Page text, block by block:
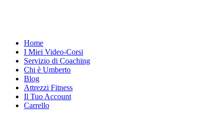
Home
I Miei Video-Corsi
Servizio di Coaching
Chi è Umberto
Blog
Attrezzi Fitness
Il Tuo Account
Carrello